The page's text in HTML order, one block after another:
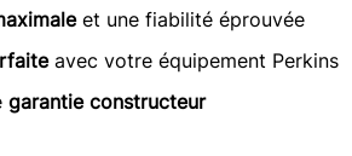
et une fiabilité éprouvée
avec votre équipement Perkins
garantie constructeur